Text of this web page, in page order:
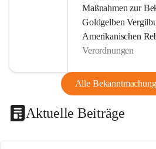
Maßnahmen zur
Goldgelben
Amerikanischen
Verordnungen
Alle
Aktuelle Beiträge